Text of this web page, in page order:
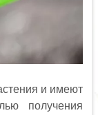
и имеют
получения